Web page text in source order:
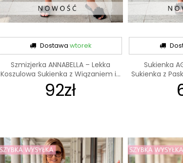
Dostawa wtorek
Szmizjerka ANNABELLA – Lekka
Koszulowa Sukienka z Wiązaniem i...
92zł
Sukienka
Sukienka z